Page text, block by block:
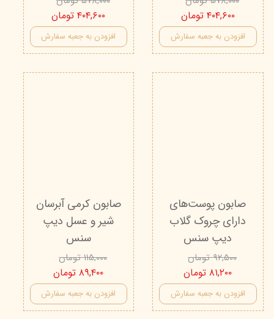
۴۰۴,۶۰۰ تومان
افزودن به جعبه سفارش
۴۰۴,۶۰۰ تومان
افزودن به جعبه سفارش
صابون پوست‌های
دارای چروک گلاب
دیپ‌ سنس
۹۲,۵۰۰ تومان
۸۱,۲۰۰ تومان
افزودن به جعبه سفارش
صابون کرمی آبرسان
شیر و عسل دیپ‌
سنس
۱۱۵,۰۰۰ تومان
۸۹,۴۰۰ تومان
افزودن به جعبه سفارش